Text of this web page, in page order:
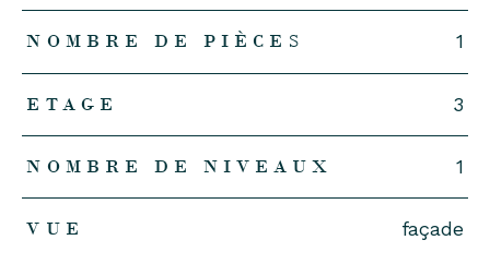
NOMBRE DE PIÈCES 1
ETAGE 3
NOMBRE DE NIVEAUX 1
VUE façade